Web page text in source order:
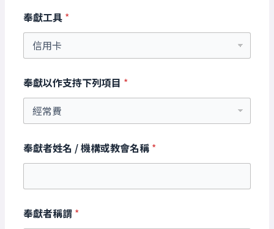
奉獻工具 *
奉獻以作支持下列項目 *
奉獻者姓名 / 機構或教會名稱 *
奉獻者稱謂 *